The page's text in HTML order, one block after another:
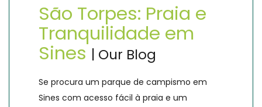
São Torpes: Praia e
Tranquilidade em
Sines | Our Blog
Se procura um parque de campismo em
Sines com acesso fácil à praia e um